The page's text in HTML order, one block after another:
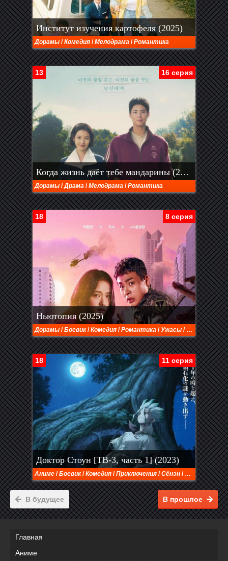
Институт изучения картофеля (2025)
Дорамы /Комедия /Мелодрама /Романтика
16 серия
13
Когда жизнь даёт тебе мандарины (2025)
Дорамы /Драма /Мелодрама /Романтика
8 серия
18
Ньютопия (2025)
Дорамы /Боевик/Комедия /Романтика /Ужасы / Фэнтези
11 серия
18
Доктор Стоун [ТВ-3, часть 1] (2023)
Аниме /Боевик/Комедия /Приключения /Сёнэн / Фантастика
В будущее В прошлое
Главная
Аниме